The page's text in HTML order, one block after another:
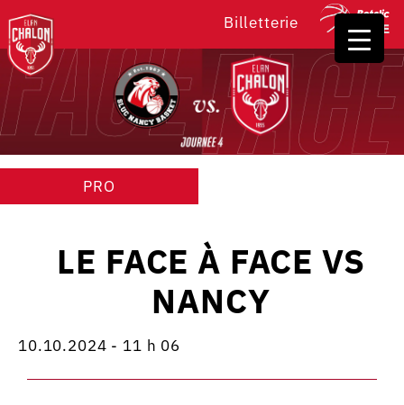
Billetterie
PRO
LE FACE À FACE VS
NANCY
10.10.2024 - 11 h 06